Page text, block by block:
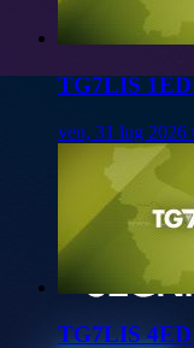
TG7LIS 1ED
ven, 31 lug 2026
TG7LIS 4ED